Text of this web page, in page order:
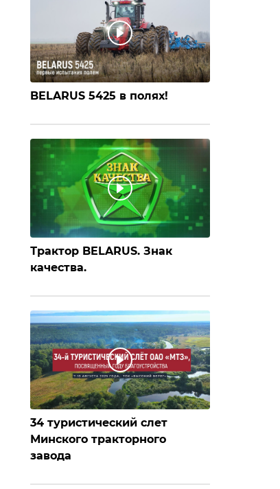
BELARUS 5425 в полях!
Трактор BELARUS. Знак
качества.
34 туристический слет
Минского тракторного
завода